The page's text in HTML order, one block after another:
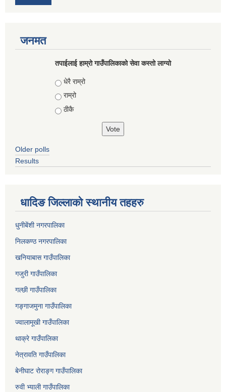
जनमत
तपाईलाई हाम्रो गाउँपालिकाको सेवा कस्तो लाग्यो
Choices
धेरै राम्रो
राम्रो
ठीकै
Older polls
Results
धादिङ जिल्लाकाे स्थानीय तहहरु
धुनीबेंशी नगरपालिका
निलकण्ठ नगरपालिका
खनियाबास गाउँपालिका
गजुरी गाउँपालिका
गल्छी गाउँपालिका
गङ्गाजमुना गाउँपालिका
ज्वालामूखी गाउँपालिका
थाक्रे गाउँपालिका
नेत्रावति गाउँपालिका
बेनीघाट रोराङ्ग गाउँपालिका
रुवी भ्याली गाउँपालिका